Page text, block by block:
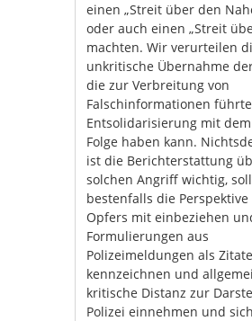
einen „Streit über den
oder auch einen „Streit
machten. Wir verurteilen
unkritische Übernahme
die zur Verbreitung von
Falschinformationen
Entsolidarisierung mit
Folge haben kann.
ist die Berichterstattung
solchen Angriff wichtig,
bestenfalls die Perspektive
Opfers mit einbeziehen
Formulierungen aus
Polizeimeldungen als Zitate
kennzeichnen und
kritische Distanz zur
Polizei einnehmen und